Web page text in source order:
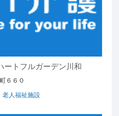
トフルガーデン川和
６６０
老人福祉施設